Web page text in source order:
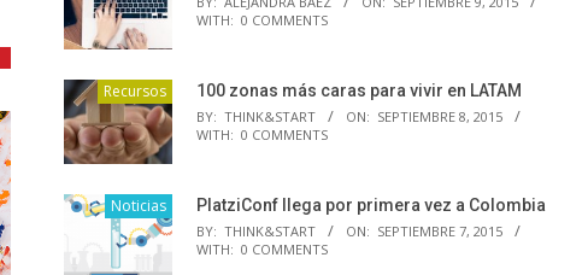
WITH: 0 COMMENTS
Recursos 100 zonas más caras para vivir en LATAM
BY: THINK&START ON: SEPTIEMBRE 8, 2015
WITH: 0 COMMENTS
Noticias PlatziConf llega por primera vez a Colombia
BY: THINK&START ON: SEPTIEMBRE 7, 2015
WITH: 0 COMMENTS